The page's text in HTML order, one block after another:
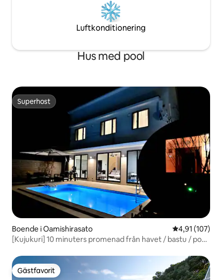
professionell designer ・Onsen:
Ninodaira Onsen, känd för sina
hudgynnsamma egenskaper
autentisk grill Bålutrymme: Koppla av
runt brasan på kvällen • Projektor: Njut
av filmer på en stor skärm ・Bastu och
japansk stil: Ett rum i japansk stil med
tatamimattor för en traditionell japansk
atmosfär ・Bekvämligheter för barn: Vi
tillhandahåller en barnstol, barnporslin,
futoner, leksaker etc.
Luftkonditionering
Hus med pool
Superhost
Superhost
Boende i Oamishirasato 4,91 av 5 i
4,91 (107)
[Kujukuri] 10 minuters promenad från havet / bastu / pool
flera nätter
Gästfavorit
Gästfavorit